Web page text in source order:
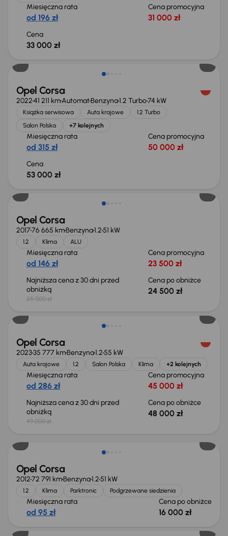
Miesięczna rata
od 196 zł
Cena promocyjna
31 000 zł
Cena
33 000 zł
Opel Corsa
202241 211 kmAutomatBenzyna1.2 Turbo74 kW
Książka serwisowa Auta krajowe
1.2 Turbo
Salon Polska
+7 kolejnych
Miesięczna rata
od 315 zł
Cena promocyjna
50 000 zł
Cena
53 000 zł
Taniej o 500 zł
Opel Corsa
201776 665 kmBenzyna1.251 kW
1.2 Klima ALU
Miesięczna rata
od 146 zł
Cena promocyjna
23 500 zł
Najniższa cena z 30 dni przed
obniżką
25 000 zł
Cena po obniżce
24 500 zł
Taniej o 1 000 zł
Opel Corsa
202335 777 kmBenzyna1.255 kW
Auta krajowe 1.2 Salon Polska Klima +2 kolejnych
Miesięczna rata
od 286 zł
Cena promocyjna
45 000 zł
Najniższa cena z 30 dni przed
obniżką
49 000 zł
Cena po obniżce
48 000 zł
Opel Corsa
201272 791 kmBenzyna1.251 kW
1.2 Klima Parktronic Podgrzewane siedzienia
Miesięczna rata
od 95 zł
Cena po obniżce
16 000 zł
Taniej o 1 000 zł